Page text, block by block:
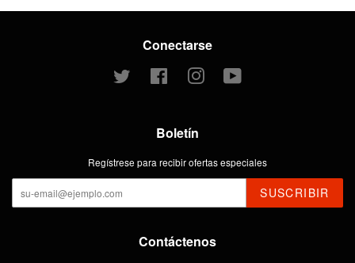
Conectarse
Twitter Facebook Instagram
Boletín
Regístrese para recibir ofertas especiales
SUSCRIBIR
Contáctenos